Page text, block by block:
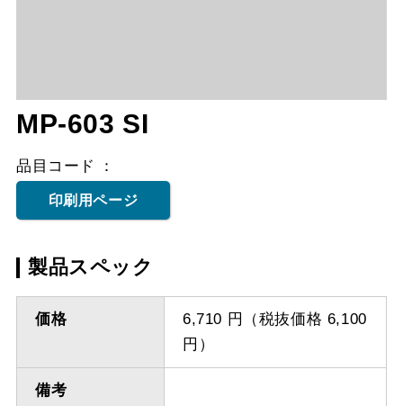
MP-603 SI
品目コード
印刷用ページ
製品スペック
価格
6,710 円（税抜価格 6,100
円）
備考